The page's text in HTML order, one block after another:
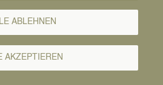
ABLEHNEN
AKZEPTIEREN